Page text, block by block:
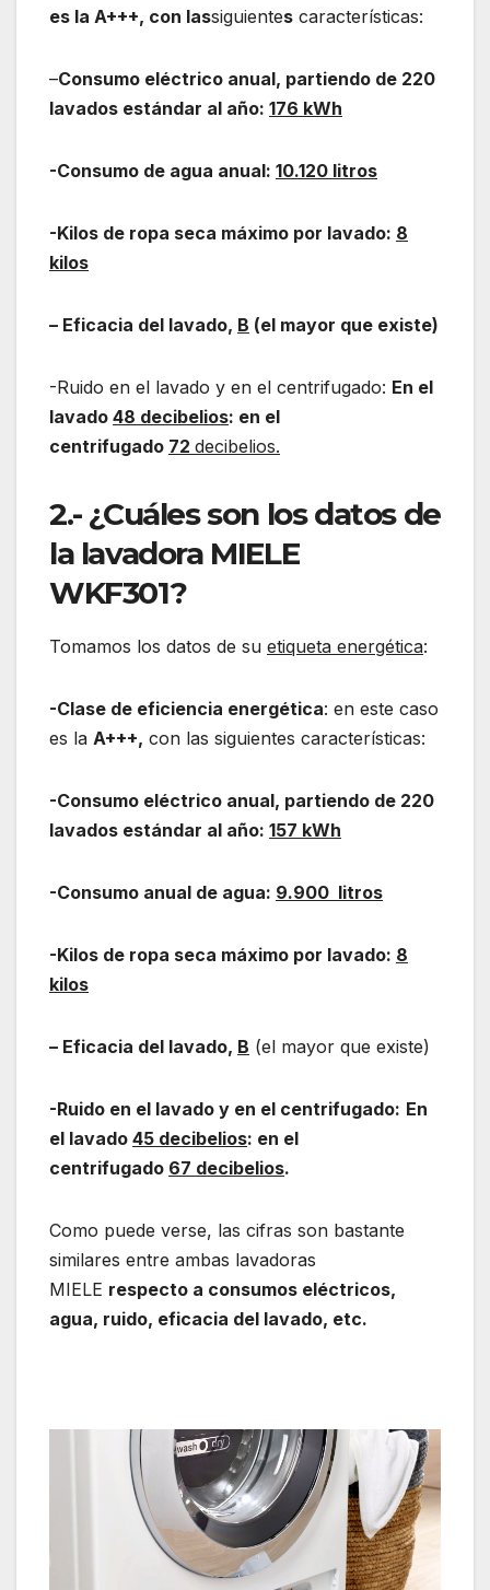
es la A+++, con lassiguientes características:
–Consumo eléctrico anual, partiendo de 220
lavados estándar al año: 176 kWh
-Consumo de agua anual: 10.120 litros
-Kilos de ropa seca máximo por lavado: 8
kilos
– Eficacia del lavado, B (el mayor que existe)
-Ruido en el lavado y en el centrifugado: En el
lavado 48 decibelios: en el
centrifugado 72 decibelios.
2.- ¿Cuáles son los datos de
la lavadora MIELE
WKF301?
Tomamos los datos de su etiqueta energética:
-Clase de eficiencia energética: en este caso
es la A+++, con las siguientes características:
-Consumo eléctrico anual, partiendo de 220
lavados estándar al año: 157 kWh
-Consumo anual de agua: 9.900 litros
-Kilos de ropa seca máximo por lavado: 8
kilos
– Eficacia del lavado, B (el mayor que existe)
-Ruido en el lavado y en el centrifugado: En
el lavado 45 decibelios: en el
centrifugado 67 decibelios.
Como puede verse, las cifras son bastante
similares entre ambas lavadoras
MIELE respecto a consumos eléctricos,
agua, ruido, eficacia del lavado, etc.